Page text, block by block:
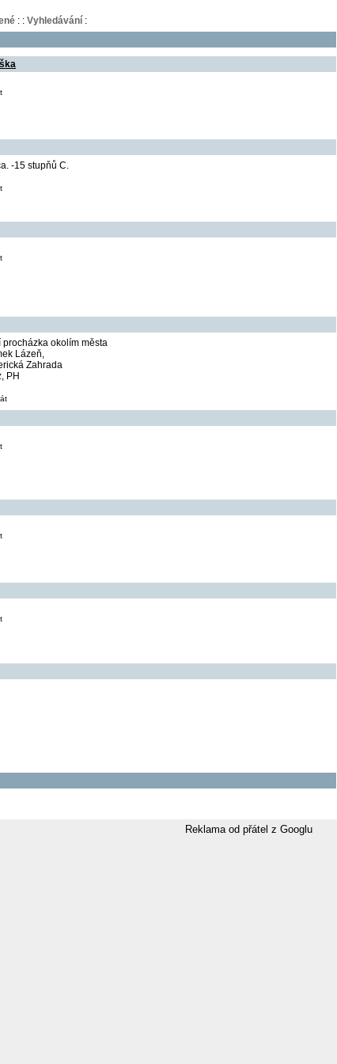
: : Vyhledávání:
-15 stupňů C.
okolím města
Lázeň,
Zahrada
PH
Reklama od přátel z Googlu